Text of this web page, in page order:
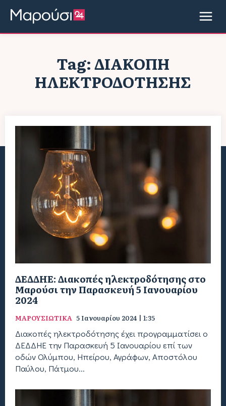
Tag:ΔΙΑΚΟΠΉ
ΗΛΕΚΤΡΟΔΌΤΗΣΗΣ
ΔΕΔΔΗΕ: Διακοπές ηλεκτροδότησης στο
Μαρούσι την Παρασκευή 5 Ιανουαρίου
2024
ΜΑΡΟΥΣΙΩΤΙΚΑ 5 Ιανουαρίου 2024 | 1:35
Διακοπές ηλεκτροδότησης έχει προγραμματίσει ο
ΔΕΔΔΗΕ την Παρασκευή 5 Ιανουαρίου επί των
οδών Ολύμπου, Ηπείρου, Αγράφων, Αποστόλου
Παύλου, Πάτμου...